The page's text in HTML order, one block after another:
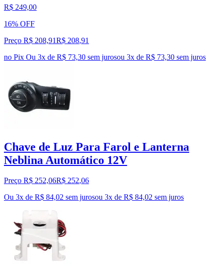
R$ 249,00
16% OFF
Preço R$ 208,91R$ 208,91
no Pix Ou 3x de R$ 73,30 sem jurosou 3x de R$ 73,30 sem juros
Chave de Luz Para Farol e Lanterna
Neblina Automático 12V
Preço R$ 252,06R$ 252,06
Ou 3x de R$ 84,02 sem jurosou 3x de R$ 84,02 sem juros